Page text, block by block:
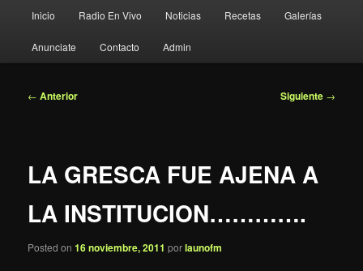
principal
Inicio Radio En Vivo Noticias Recetas Galerías
Anunciate Contacto Admin
Navegación
← Anterior Siguiente →
LA GRESCA FUE AJENA A
LA INSTITUCION………….
Posted on16 noviembre, 2011 porlaunofm